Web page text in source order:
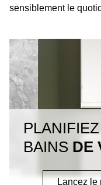
sensiblement le
BAINS DE
Lancez